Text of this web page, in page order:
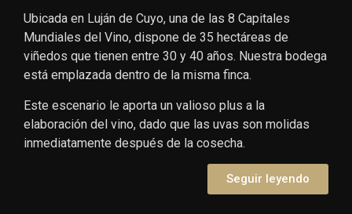
Ubicada en Luján de Cuyo, una de las 8 Capitales
Mundiales del Vino, dispone de 35 hectáreas de
viñedos que tienen entre 30 y 40 años. Nuestra bodega
está emplazada dentro de la misma finca.
Este escenario le aporta un valioso plus a la
elaboración del vino, dado que las uvas son molidas
inmediatamente después de la cosecha.
Seguir leyendo